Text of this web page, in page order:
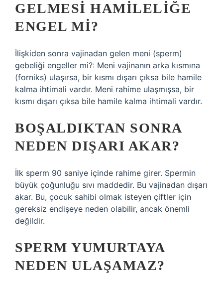
GELMESI HAMILELIĞE
ENGEL MI?
İlişkiden sonra vajinadan gelen meni (sperm)
gebeliği engeller mi?: Meni vajinanın arka kısmına
(forniks) ulaşırsa, bir kısmı dışarı çıksa bile hamile
kalma ihtimali vardır. Meni rahime ulaşmışsa, bir
kısmı dışarı çıksa bile hamile kalma ihtimali vardır.
BOŞALDIKTAN SONRA
NEDEN DIŞARI AKAR?
İlk sperm 90 saniye içinde rahime girer. Spermin
büyük çoğunluğu sıvı maddedir. Bu vajinadan dışarı
akar. Bu, çocuk sahibi olmak isteyen çiftler için
gereksiz endişeye neden olabilir, ancak önemli
değildir.
SPERM YUMURTAYA
NEDEN ULAŞAMAZ?